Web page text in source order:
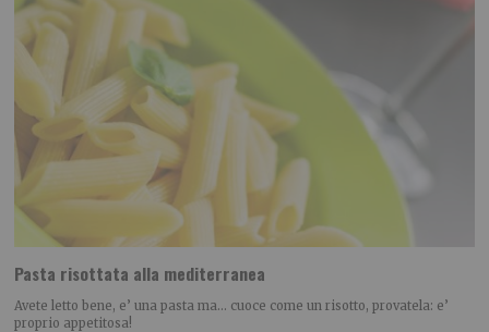
Pasta risottata alla mediterranea
Avete letto bene, e’ una pasta ma… cuoce come un risotto, provatela: e’
proprio appetitosa!